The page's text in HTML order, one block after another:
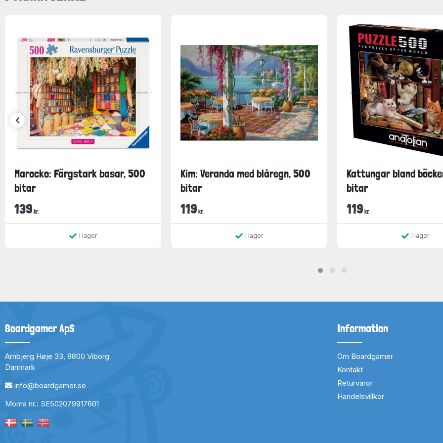
Marocko: Färgstark basar, 500
bitar
139 kr.
I lager
Kim: Veranda med blåregn, 500
bitar
119 kr.
I lager
Kattungar bland
bitar
119 kr.
I lager
Boardgamer ApS
Arnbjerg Høje 33, 8800 Viborg
Danmark
info@boardgamer.se
Moms nr.: SE502079917601
Information
Om Boardgamer
Kontakt
Returvaror
Handelsvillkor